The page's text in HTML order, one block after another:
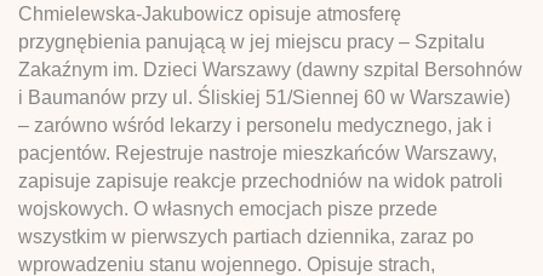
Chmielewska-Jakubowicz opisuje atmosferę
przygnębienia panującą w jej miejscu pracy – Szpitalu
Zakaźnym im. Dzieci Warszawy (dawny szpital Bersohnów
i Baumanów przy ul. Śliskiej 51/Siennej 60 w Warszawie)
– zarówno wśród lekarzy i personelu medycznego, jak i
pacjentów. Rejestruje nastroje mieszkańców Warszawy,
zapisuje zapisuje reakcje przechodniów na widok patroli
wojskowych. O własnych emocjach pisze przede
wszystkim w pierwszych partiach dziennika, zaraz po
wprowadzeniu stanu wojennego. Opisuje strach,